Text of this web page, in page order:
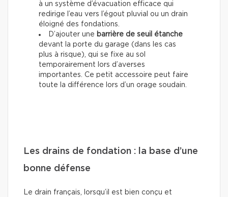
à un système d’évacuation efficace qui
redirige l’eau vers l’égout pluvial ou un drain
éloigné des fondations.
D’ajouter une barrière de seuil étanche
devant la porte du garage (dans les cas
plus à risque), qui se fixe au sol
temporairement lors d’averses
importantes. Ce petit accessoire peut faire
toute la différence lors d’un orage soudain.
Les drains de fondation : la base d’une
bonne défense
Le drain français, lorsqu’il est bien conçu et